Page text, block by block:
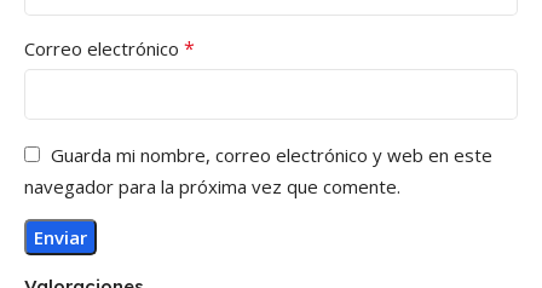
Correo electrónico *
Guarda mi nombre, correo electrónico y web en este
navegador para la próxima vez que comente.